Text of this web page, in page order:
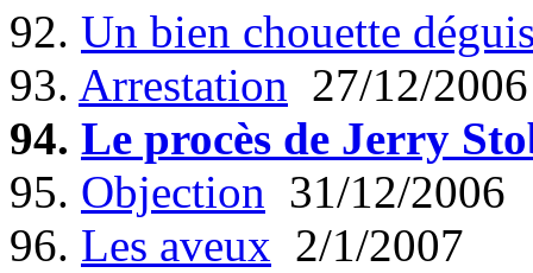
92. Un bien chouette
93. Arrestation 27/12/2006
94. Le procès de Jerry
95. Objection 31/12/2006
96. Les aveux 2/1/2007